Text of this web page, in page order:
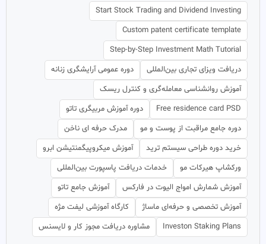
Start Stock Trading and Dividend Investing
Custom patent certificate template
Step-by-Step Investment Math Tutorial
دریافت ویزای تجاری بین‌المللی
دوره عمومی آرایشگری زنانه
آموزش روانشناسی معامله‌گری و کنترل ریسک
Free residence card PSD
دوره آموزش مربیگری تاتو
دوره جامع مراقبت از پوست و مو
مدرک حرفه ای ناخن
خرید دوره طراحی سیستم ترید
آموزش میکروپیگمنتیشن ابرو
ورکشاپ هیرکات مو
خدمات دریافت پاسپورت بین‌المللی
آموزش شمارش امواج الیوت در فارکس
آموزش جامع تاتو
آموزش تخصصی و حرفه‌ای ماساژ
کارگاه آموزشی لیفت مژه
Investon Staking Plans
مشاوره دریافت مجوز کار و لایسنس